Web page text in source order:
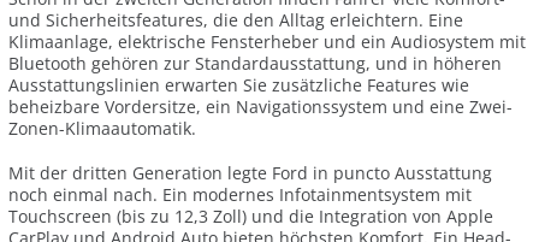
und Sicherheitsfeatures, die den Alltag erleichtern. Eine
Klimaanlage, elektrische Fensterheber und ein Audiosystem mit
Bluetooth gehören zur Standardausstattung, und in höheren
Ausstattungslinien erwarten Sie zusätzliche Features wie
beheizbare Vordersitze, ein Navigationssystem und eine Zwei-
Zonen-Klimaautomatik.
Mit der dritten Generation legte Ford in puncto Ausstattung
noch einmal nach. Ein modernes Infotainmentsystem mit
Touchscreen (bis zu 12,3 Zoll) und die Integration von Apple
CarPlay und Android Auto bieten höchsten Komfort. Ein Head-